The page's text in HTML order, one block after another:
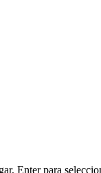
Enter para